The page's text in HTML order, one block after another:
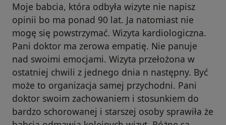
Moje babcia, która odbyła wizyte nie napisz
opinii bo ma ponad 90 lat. Ja natomiast nie
mogę się powstrzymać. Wizyta kardiologiczna.
Pani doktor ma zerowa empatię. Nie panuje
nad swoimi emocjami. Wizyta przełożona w
ostatniej chwili z jednego dnia n następny. Być
może to organizacja samej przychodni. Pani
doktor swoim zachowaniem i stosunkiem do
bardzo schorowanej i starszej osoby sprawiła że